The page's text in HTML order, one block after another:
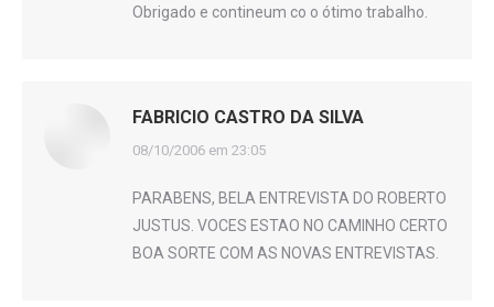
Obrigado e contineum co o ótimo trabalho.
FABRICIO CASTRO DA SILVA
disse:
08/10/2006 em 23:05
PARABENS, BELA ENTREVISTA DO ROBERTO
JUSTUS. VOCES ESTAO NO CAMINHO CERTO
BOA SORTE COM AS NOVAS ENTREVISTAS.